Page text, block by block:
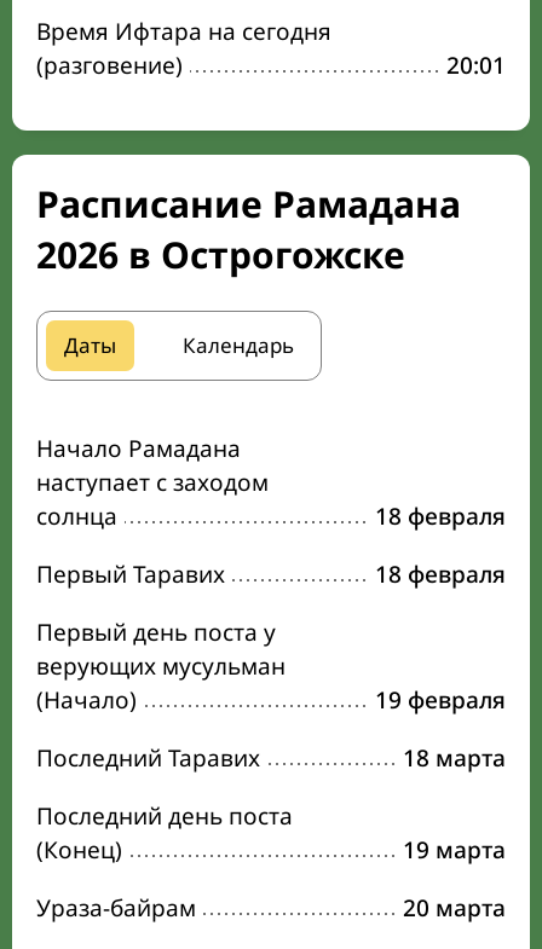
Время Ифтара на сегодня
(разговение)
20:01
Расписание Рамадана
2026 в Острогожске
Даты Календарь
Начало Рамадана
наступает с заходом
солнца
18 февраля
Первый Таравих
18 февраля
Первый день поста у
верующих мусульман
(Начало)
19 февраля
Последний Таравих
18 марта
Последний день поста
(Конец)
19 марта
Ураза-байрам
20 марта